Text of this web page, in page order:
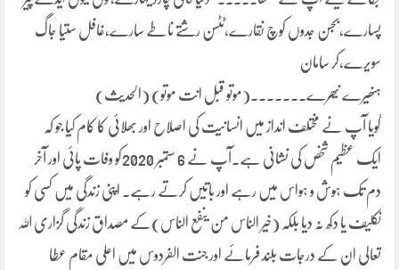
پسارے،بجسن جدوں کوچ نقارے،ٹٹسن رشتے ناطے سارے،غافل ستیا جاگ
سویرے،کر سامان
ہنھیرے نیھرے۔۔۔۔۔۔۔(موتو قبل انت موتو) (الحدیث)
گویا آپ نے مختلف انداز میں انسانیت کی اصلاح اور بھلائی کا کام کیا جو کہ
ایک عظیم شخص کی نشانی ہے۔آپ نے 6 ستمبر 2020کو وفات پائی اور آخر
دم تک ہوش و ہواس میں رہے اور باتیں کرتے رہے۔ اپنی زندگی میں کسی کو
تکلیف یا دکھ نہ دیا بلکہ (خیر الناس من ینفع الناس)کے مصداق زندگی گزاری اللہ
تعالی ان کے درجات بلند فرمائے اور جنت الفردوس میں اعلی مقام عطا